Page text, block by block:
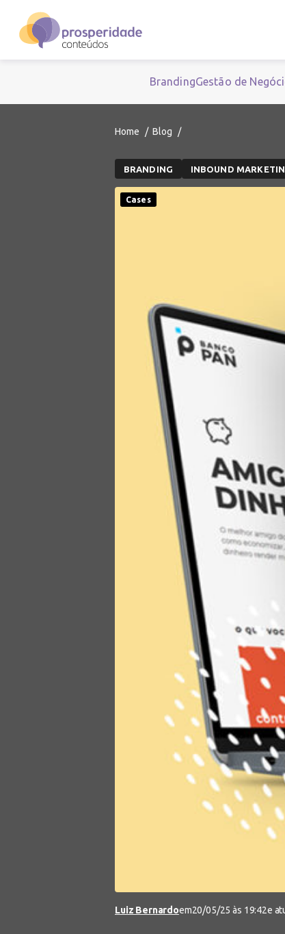
BrandingGestão de
Home Blog
BRANDING INBOUND
Cases
Luiz Bernardoem20/05/25 às 19:42e